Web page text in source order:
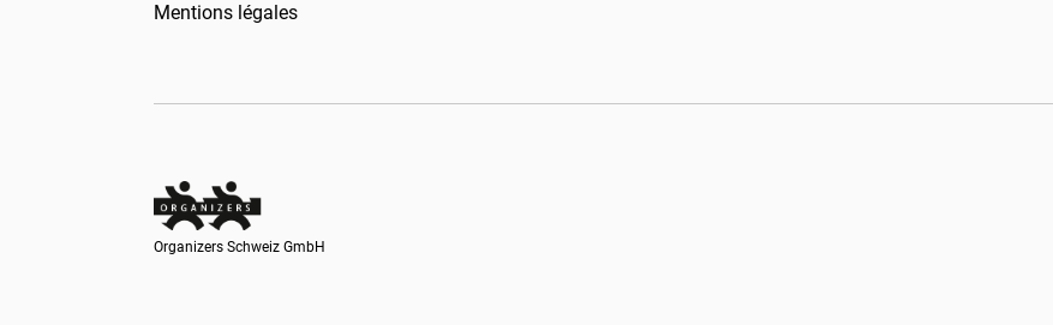
Mentions légales
Organizers Schweiz GmbH
Organizers Schweiz GmbH